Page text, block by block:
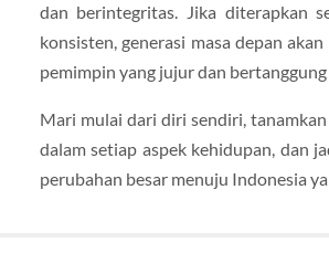
dan berintegritas. Jika diterapkan
konsisten, generasi masa depan
pemimpin yang jujur dan
Mari mulai dari diri sendiri,
dalam setiap aspek kehidupan, dan
perubahan besar menuju Indonesia